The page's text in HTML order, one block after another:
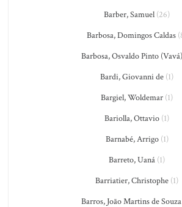
Barber, Samuel (26)
Barbosa, Domingos Caldas
Barbosa, Osvaldo Pinto (Vavá)
Bardi, Giovanni de (1)
Bargiel, Woldemar (1)
Bariolla, Ottavio (1)
Barnabé, Arrigo(1)
Barreto, Uaná (1)
Barriatier, Christophe (1)
Barros, João Martins de Souza